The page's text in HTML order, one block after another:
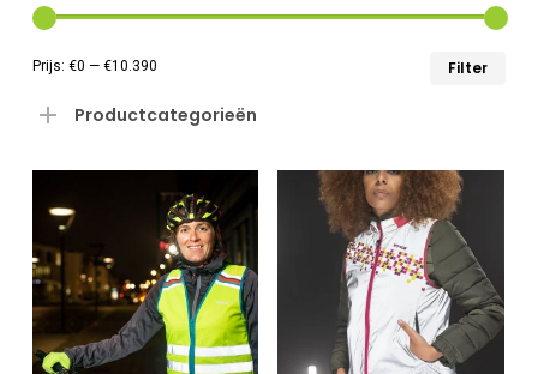
Filter
Prijs: €0 — €10.390
Productcategorieën